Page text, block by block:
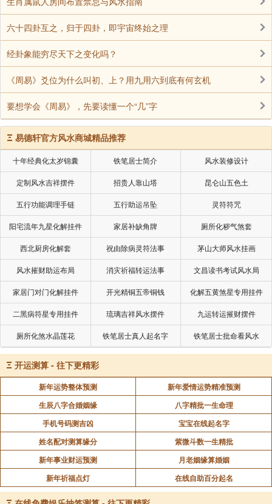
六十四卦互之，归于四卦，即宇宙终始之理
经卦象能穷尽天下之变化吗？
《周易》爻位为什么叫初、上？用九用六到底有何玄机
要想学会《周易》，先要读懂一个“几”字
Ξ 易德轩官方风水商城精品推荐
十年经典化太岁锦囊 铁笔居士简介 风水装修设计
定制风水吉祥摆件 招贵人靠山塔 昆仑山五色土
五行功能调理手链 五行助运吊坠 灵符符咒
阳宅流年九星化解挂件 家居补缺角牌 厕所化秽气煞套
西北厨房化解套 祝由除病灵符法事 茅山大师风水挂画
风水摧财助运布局 消灾祈福转运法事 文昌读书考试风水局
家居门对门化解挂件 开光精铜五帝铜钱 化解五黄煞星专用挂件
二黑病符星专用挂件 琉璃吉祥风水摆件 九运转运摧财摆件
厕所化煞水晶莲花 铁笔居士真人起名字 铁笔居士批命看风水
Ξ 开运测算 - 往下更精彩
新年运势整体预测
新年爱情运势精准预测
生辰八字合婚姻缘
八字精批一生命理
手机号码测吉凶
宝宝在线起名字
姓名配对测算缘分
紫微斗数一生精批
新年事业财运预测
月老姻缘算婚姻
新年祈福点灯
在线自助百分起名